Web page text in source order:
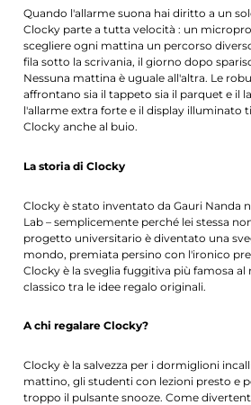
Quando l'allarme suona hai diritto a un
Clocky parte a tutta velocità : un
scegliere ogni mattina un percorso
fila sotto la scrivania, il giorno dopo
Nessuna mattina è uguale all'altra. Le
affrontano sia il tappeto sia il parquet e il
l'allarme extra forte e il display illuminato
Clocky anche al buio.
La storia di Clocky
Clocky è stato inventato da Gauri Nanda
Lab – semplicemente perché lei stessa
progetto universitario è diventato una
mondo, premiata persino con l'ironico
Clocky è la sveglia fuggitiva più famosa
classico tra le idee regalo originali.
A chi regalare Clocky?
Clocky è la salvezza per i dormiglioni
mattino, gli studenti con lezioni presto e
troppo il pulsante snooze. Come